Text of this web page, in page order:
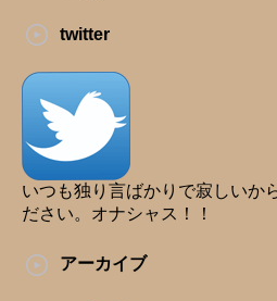
twitter
いつも独り言ばかりで寂しいか
ださい。オナシャス！！
アーカイブ